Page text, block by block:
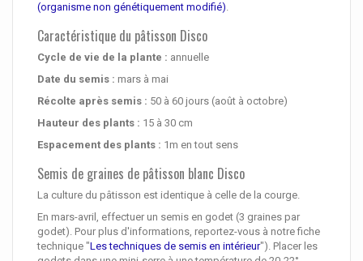
(organisme non génétiquement modifié).
Caractéristique du pâtisson Disco
Cycle de vie de la plante : annuelle
Date du semis : mars à mai
Récolte après semis : 50 à 60 jours (août à octobre)
Hauteur des plants : 15 à 30 cm
Espacement des plants : 1m en tout sens
Semis de graines de pâtisson blanc Disco
La culture du pâtisson est identique à celle de la courge.
En mars-avril, effectuer un semis en godet (3 graines par
godet). Pour plus d'informations, reportez-vous à notre fiche
technique "Les techniques de semis en intérieur"). Placer les